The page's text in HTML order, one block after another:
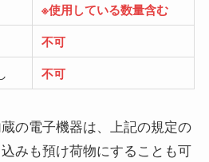
※使用している数量含む
不可
不可
の電子機器は、上記の規定の
みも預け荷物にすることも可